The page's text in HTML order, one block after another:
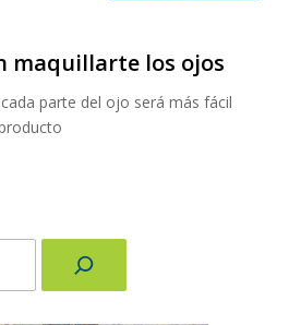
maquillarte los ojos
parte del ojo será más fácil